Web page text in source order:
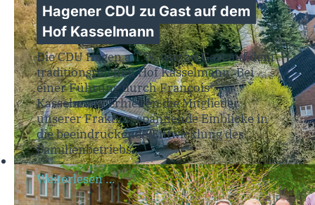
Hagener CDU zu Gast auf dem
Hof Kasselmann
Die CDU Hagen a.T.W. war zu Gast auf dem
traditionsreichen Hof Kasselmann. Bei
einer Führung durch François
Kasselmann erhielten die Mitglieder
unserer Fraktion spannende Einblicke in
die beeindruckende Entwicklung des
Familienbetriebs.
Weiterlesen …